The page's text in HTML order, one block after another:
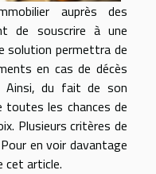
auprès des
de souscrire à une
solution permettra de
en cas de décès
Ainsi, du fait de son
les chances de
Plusieurs critères de
en voir davantage
cet article.